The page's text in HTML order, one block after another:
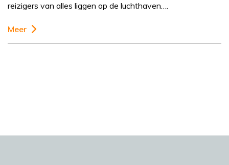
reizigers van alles liggen op de luchthaven….
Meer